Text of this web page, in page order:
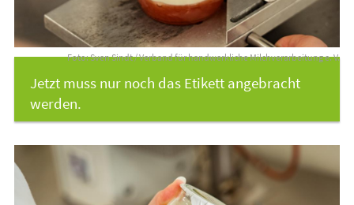
Foto: Sven Sindt / Verband für handwerkliche Milchverarbeitung e. V.
Jetzt muss nur noch das Etikett angebracht
werden.